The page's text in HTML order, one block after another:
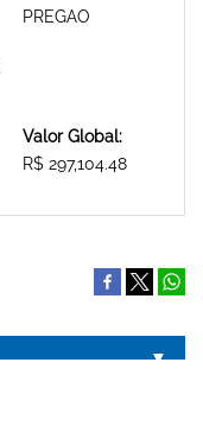
PREGAO
Valor Global:
R$ 297,104.48